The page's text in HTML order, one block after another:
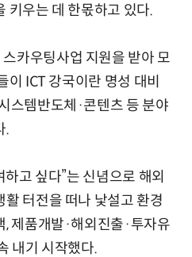
키우는 데 한몫하고 있다.
카우팅사업 지원을 받아 모
이 ICT 강국이란 명성 대비
스템반도체·콘텐츠 등 분야
.
고 싶다”는 신념으로 해외
터전을 떠나 낯설고 환경
제품개발·해외진출·투자유
내기 시작했다.